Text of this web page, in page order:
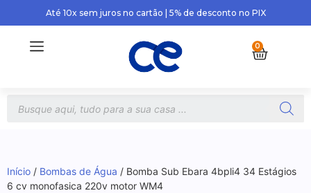
Até 10x sem juros no cartão | 5% de desconto no PIX
0
Início / Bombas de Água / Bomba Sub Ebara 4bpli4 34 Estágios
6 cv monofasica 220v motor WM4